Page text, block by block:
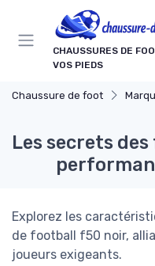
CHAUSSURES DE
VOS PIEDS
Chaussure de foot
Les secrets
Explorez les
de football f50 noir,
joueurs exigeants.
Panneau de gestion des